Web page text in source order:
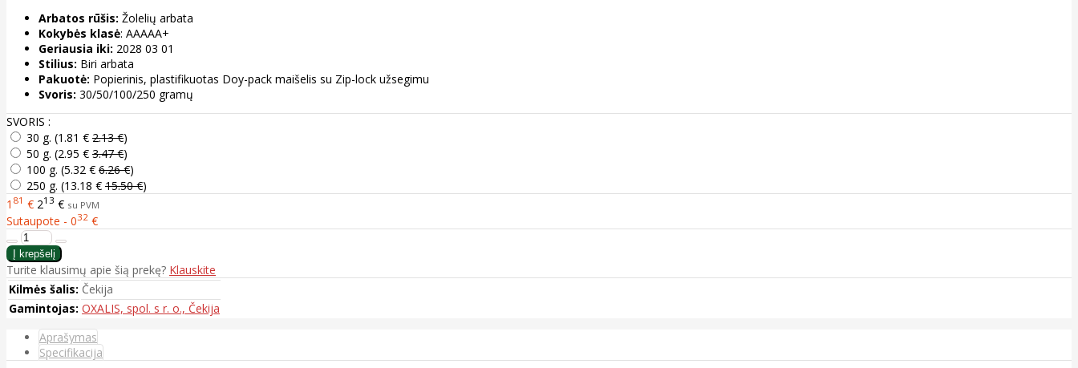
Arbatos rūšis: Žolelių arbata
Kokybės klasė: AAAAA+
Geriausia iki: 2028 03 01
Stilius: Biri arbata
Pakuotė: Popierinis, plastifikuotas Doy-pack maišelis su Zip-lock užsegimu
Svoris: 30/50/100/250 gramų
SVORIS :
30 g. (1.81 € 2.13 €)
50 g. (2.95 € 3.47 €)
100 g. (5.32 € 6.26 €)
250 g. (13.18 € 15.50 €)
1 81 € 213 € su PVM
Sutaupote - 032 €
Turite klausimų apie šią prekę? Klauskite
Kilmės šalis: Čekija
Gamintojas: OXALIS, spol. s r. o., Čekija
Aprašymas
Specifikacija